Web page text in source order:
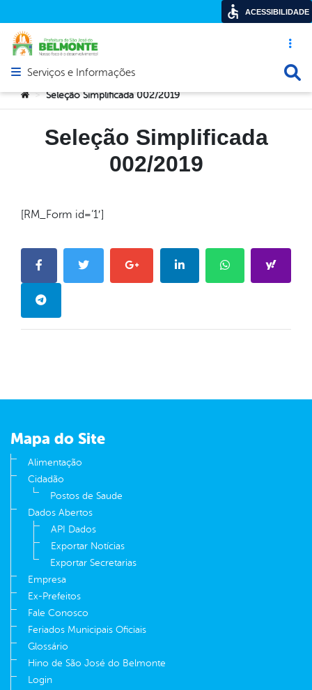
Acesso
Abrir menu principal de navegação
Serviços e Informações
Você está aqui:
> Seleção Simplificada 002/2019
Seleção Simplificada
002/2019
[RM_Form id=’1′]
Mapa do Site
Alimentação
Cidadão
Postos de Saude
Dados Abertos
API Dados
Exportar Notícias
Exportar Secretarias
Empresa
Ex-Prefeitos
Fale Conosco
Feriados Municipais Oficiais
Glossário
Hino de São José do Belmonte
Login
ACESSIBILIDADE